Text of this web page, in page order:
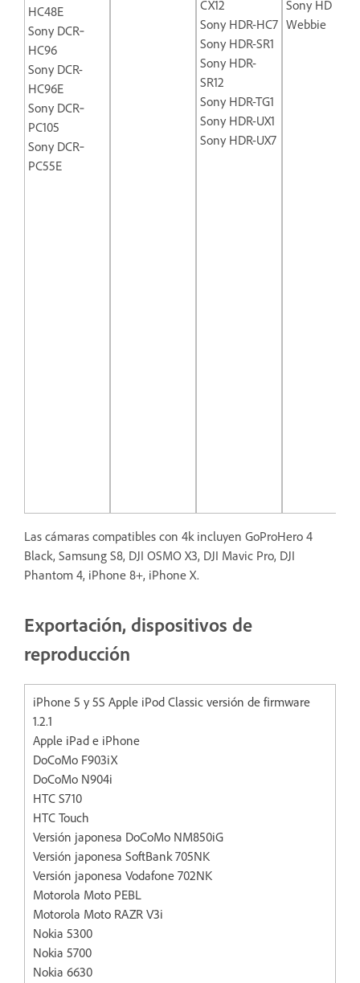
HC48E
Sony DCR‐
HC96
Sony DCR-
HC96E
Sony DCR‐
PC105
Sony DCR‐
PC55E
CX12
Sony HDR-HC7
Sony HDR-SR1
Sony HDR-
SR12
Sony HDR-TG1
Sony HDR-UX1
Sony HDR-UX7
Sony HD
Webbie
Las cámaras compatibles con 4k incluyen GoProHero 4
Black, Samsung S8, DJI OSMO X3, DJI Mavic Pro, DJI
Phantom 4, iPhone 8+, iPhone X.
Exportación, dispositivos de
reproducción
iPhone 5 y 5S Apple iPod Classic versión de firmware
1.2.1
Apple iPad e iPhone
DoCoMo F903iX
DoCoMo N904i
HTC S710
HTC Touch
Versión japonesa DoCoMo NM850iG
Versión japonesa SoftBank 705NK
Versión japonesa Vodafone 702NK
Motorola Moto PEBL
Motorola Moto RAZR V3i
Nokia 5300
Nokia 5700
Nokia 6630